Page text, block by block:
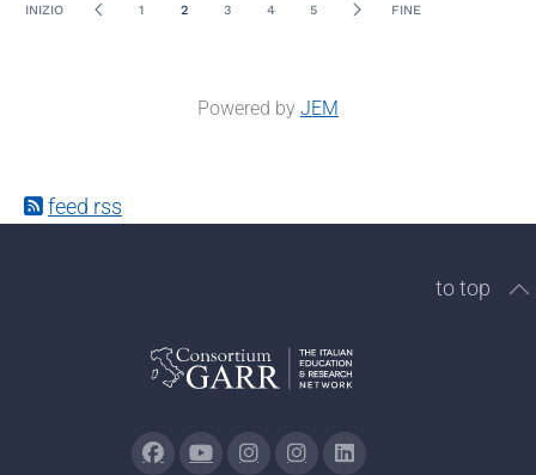
INIZIO 1 2 3 4 5 FINE
Powered by JEM
feed rss
to top